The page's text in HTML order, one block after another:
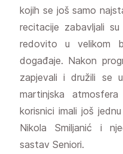
kojih se još samo
recitacije zabavljali
redovito u velikom
događaje. Nakon
zapjevali i družili se
martinjska
korisnici imali još
Nikola Smiljanić i
sastav Seniori.